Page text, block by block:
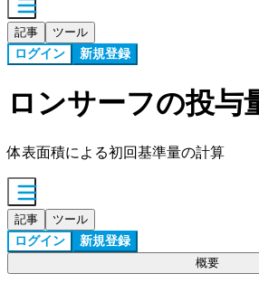
記事 ツール
ログイン 新規登録
ロンサーフの投与
体表面積による初回基準量の計算
記事 ツール
ログイン 新規登録
概要